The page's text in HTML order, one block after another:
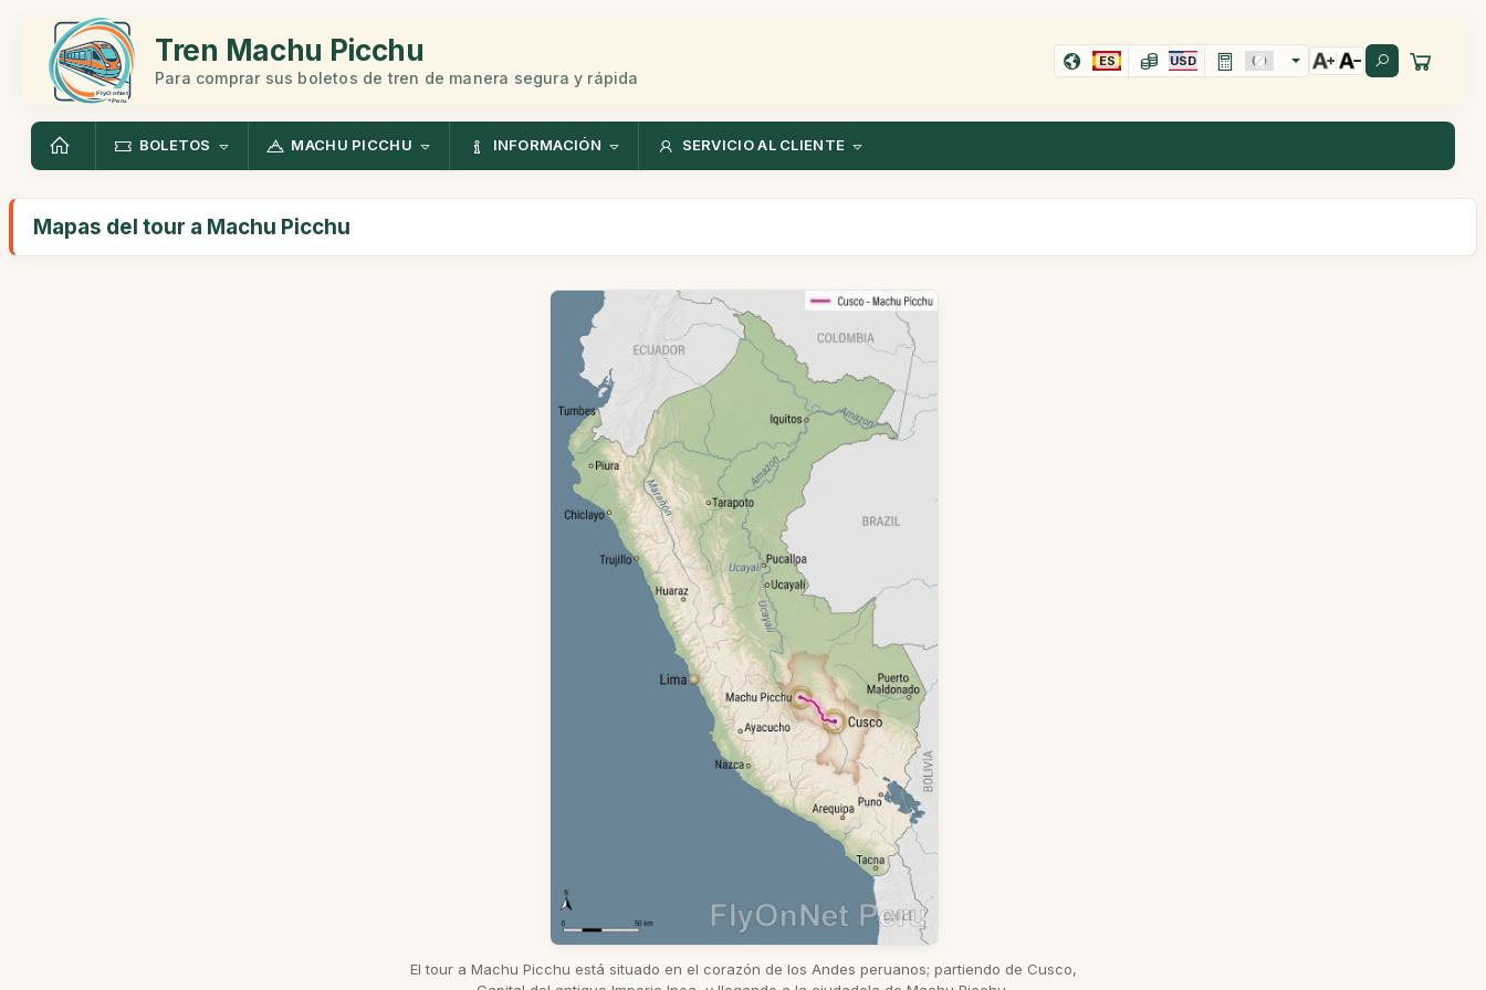
Tren Machu Picchu
Para comprar sus boletos de tren de manera segura y rápida
ES USD
BOLETOS MACHU PICCHU INFORMACIÓN SERVICIO AL CLIENTE
Mapas del tour a Machu Picchu
El tour a Machu Picchu está situado en el corazón de los Andes peruanos; partiendo de Cusco,